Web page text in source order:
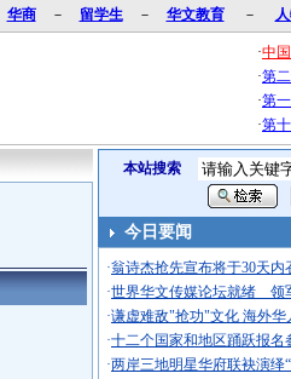
华商－ 留学生－ 华文教育－
·中
·第
·第
·第
本站搜索
今日要闻
·翁诗杰抢先宣布将于30天
·世界华文传媒论坛就绪 领
·谦虚难敌"抢功"文化 海外华
·十二个国家和地区踊跃报名
·两岸三地明星华府联袂演绎